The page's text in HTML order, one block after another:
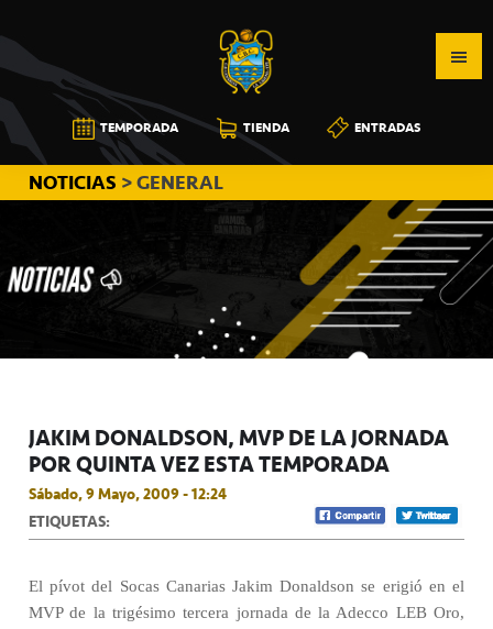
a
la
navegación
principal
al
contenido
principal
a
la
barra
lateral
principal
CB
CANARIAS
TEMPORADA TIENDA ENTRADAS
NOTICIAS > GENERAL
JAKIM DONALDSON, MVP DE LA JORNADA
POR QUINTA VEZ ESTA TEMPORADA
Sábado, 9 Mayo, 2009 - 12:24
ETIQUETAS:
El pívot del Socas Canarias Jakim Donaldson se erigió en el
MVP de la trigésimo tercera jornada de la Adecco LEB Oro,